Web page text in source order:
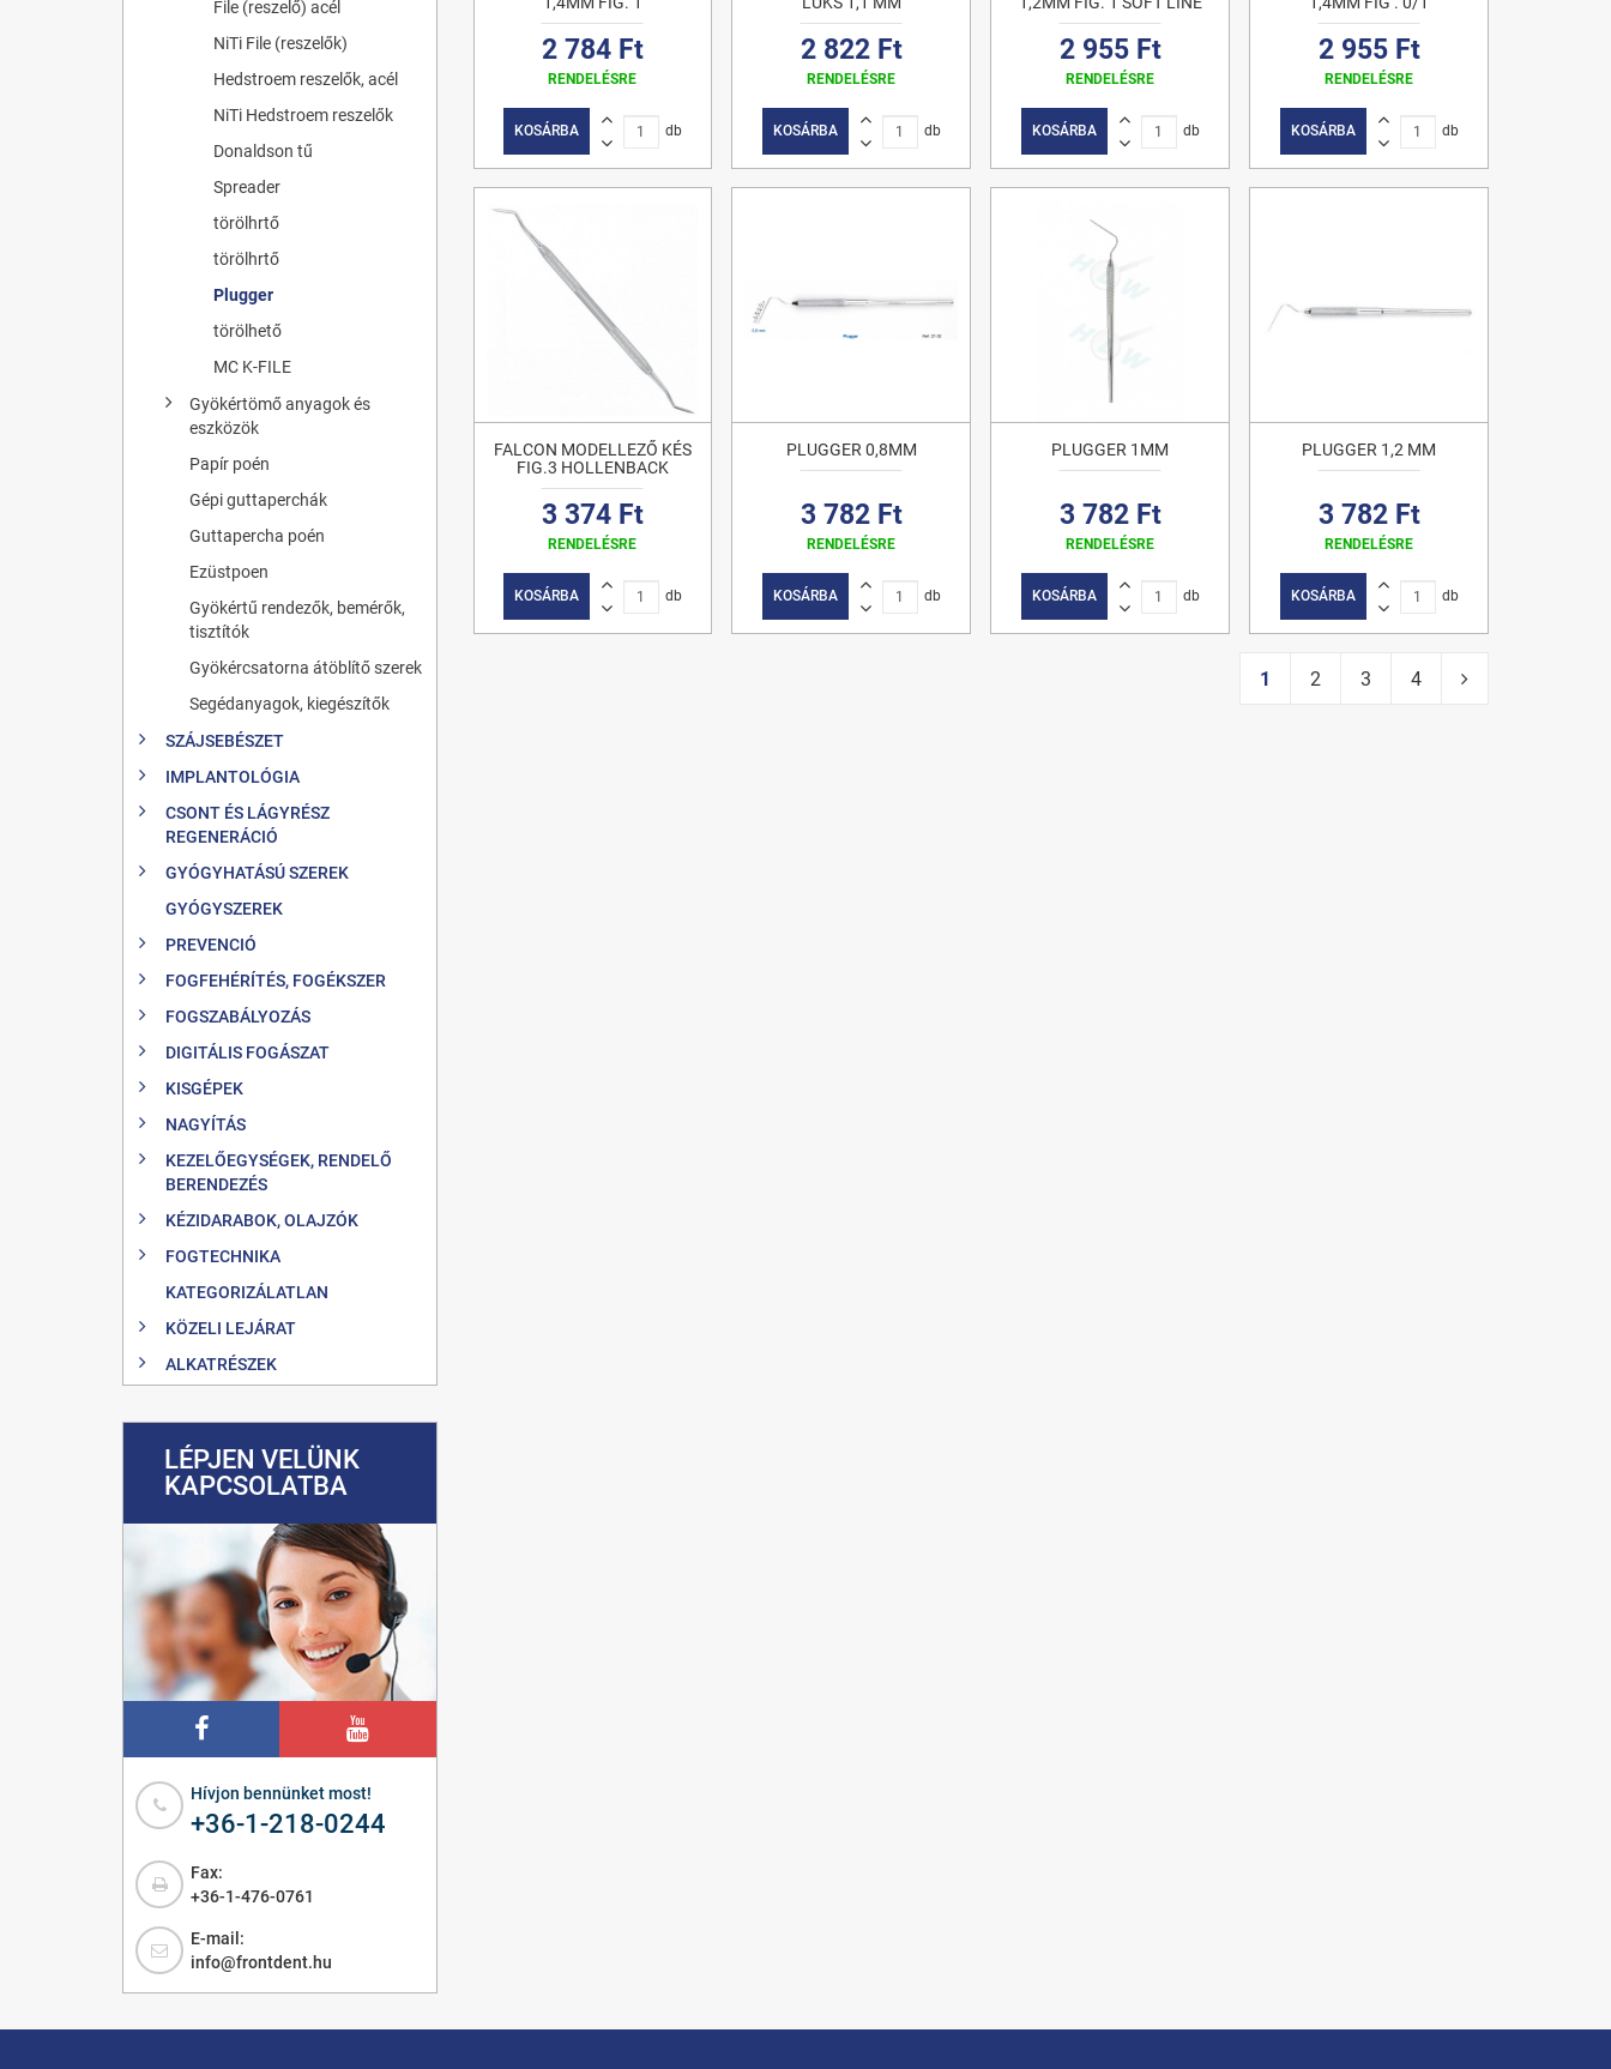
File (reszelő) acél
NiTi File (reszelők)
Hedstroem reszelők, acél
NiTi Hedstroem reszelők
Donaldson tű
Spreader
törölhrtő
törölhrtő
Plugger
törölhető
MC K-FILE
Gyökértömő anyagok és
eszközök
Papír poén
Gépi guttaperchák
Guttapercha poén
Ezüstpoen
Gyökértű rendezők, bemérők,
tisztítók
Gyökércsatorna átöblítő szerek
Segédanyagok, kiegészítők
SZÁJSEBÉSZET
IMPLANTOLÓGIA
CSONT ÉS LÁGYRÉSZ
REGENERÁCIÓ
GYÓGYHATÁSÚ SZEREK
GYÓGYSZEREK
PREVENCIÓ
FOGFEHÉRÍTÉS, FOGÉKSZER
FOGSZABÁLYOZÁS
DIGITÁLIS FOGÁSZAT
KISGÉPEK
NAGYÍTÁS
KEZELŐEGYSÉGEK, RENDELŐ
BERENDEZÉS
KÉZIDARABOK, OLAJZÓK
FOGTECHNIKA
KATEGORIZÁLATLAN
KÖZELI LEJÁRAT
ALKATRÉSZEK
LÉPJEN VELÜNK
KAPCSOLATBA
Hívjon bennünket most!
+36-1-218-0244
Fax:
+36-1-476-0761
E-mail:
info@frontdent.hu
2 784 Ft
RENDELÉSRE
KOSÁRBA db
2 822 Ft
RENDELÉSRE
KOSÁRBA db
2 955 Ft
RENDELÉSRE
KOSÁRBA db
2 955 Ft
RENDELÉSRE
KOSÁRBA db
FALCON MODELLEZŐ KÉS
FIG.3 HOLLENBACK
3 374 Ft
RENDELÉSRE
KOSÁRBA db
PLUGGER 0,8MM
3 782 Ft
RENDELÉSRE
KOSÁRBA db
PLUGGER 1MM
3 782 Ft
RENDELÉSRE
KOSÁRBA db
PLUGGER 1,2 MM
3 782 Ft
RENDELÉSRE
KOSÁRBA db
1 2 3 4